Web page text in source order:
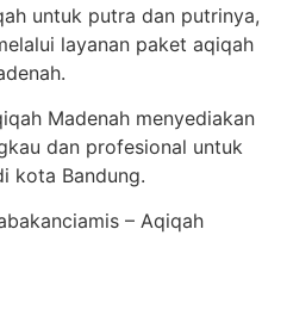
untuk putra dan putrinya,
layanan paket aqiqah
Madenah menyediakan
dan profesional untuk
kota Bandung.
– Aqiqah